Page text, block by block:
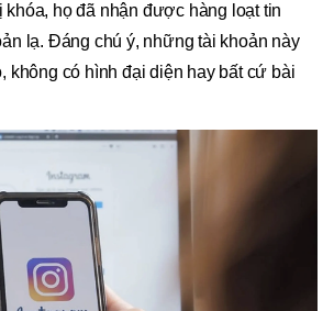
khóa, họ đã nhận được hàng loạt tin
lạ. Đáng chú ý, những tài khoản này
không có hình đại diện hay bất cứ bài